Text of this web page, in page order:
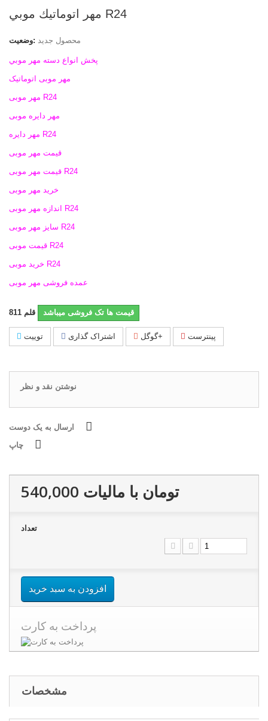
مهر اتوماتيك موبي R24
وضعیت: محصول جدید
پخش انواع دسته مهر موبي
مهر موبی اتوماتیک
مهر موبی R24
مهر دایره موبی
مهر دایره R24
قیمت مهر موبی
قیمت مهر موبی R24
خرید مهر موبی
اندازه مهر موبی R24
سایز مهر موبی R24
قیمت موبی R24
خرید موبی R24
عمده فروشی مهر موبی
811 قلم قیمت ها تک فروشی میباشد
توییت اشتراک گذاری گوگل+ پینترست
نوشتن نقد و نظر
ارسال به یک دوست
چاپ
540,000 تومان با ماليات
تعداد
افزودن به سبد خرید
پرداخت به کارت
مشخصات